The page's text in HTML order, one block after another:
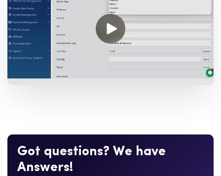
Got questions? We have
Answers!